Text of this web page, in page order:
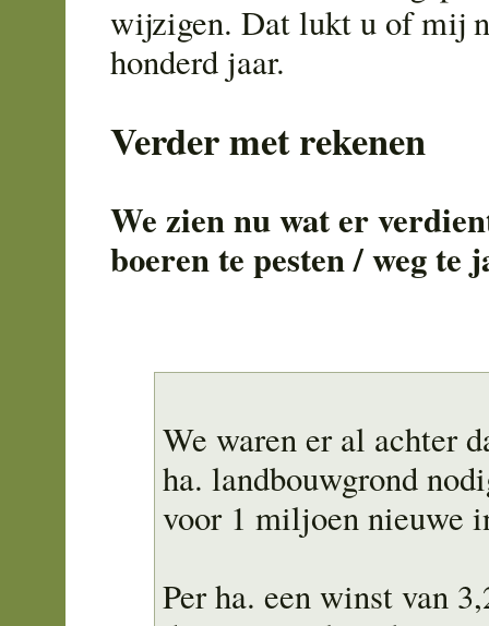
wijzigen. Dat lukt u of mij
honderd jaar.
Verder met rekenen
We zien nu wat er
boeren te pesten / weg te
We waren er al achter
ha. landbouwgrond
voor 1 miljoen nieuwe
Per ha. een winst van